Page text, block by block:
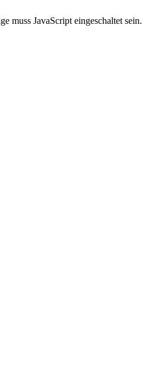
muss JavaScript eingeschaltet sein.